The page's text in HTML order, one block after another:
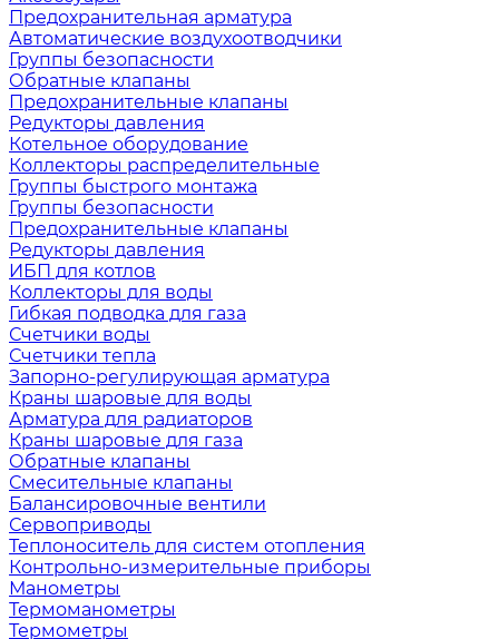
Предохранительная арматура
Автоматические воздухоотводчики
Группы безопасности
Обратные клапаны
Предохранительные клапаны
Редукторы давления
Котельное оборудование
Коллекторы распределительные
Группы быстрого монтажа
Группы безопасности
Предохранительные клапаны
Редукторы давления
ИБП для котлов
Коллекторы для воды
Гибкая подводка для газа
Счетчики воды
Счетчики тепла
Запорно-регулирующая арматура
Краны шаровые для воды
Арматура для радиаторов
Краны шаровые для газа
Обратные клапаны
Смесительные клапаны
Балансировочные вентили
Сервоприводы
Теплоноситель для систем отопления
Контрольно-измерительные приборы
Манометры
Термоманометры
Термометры